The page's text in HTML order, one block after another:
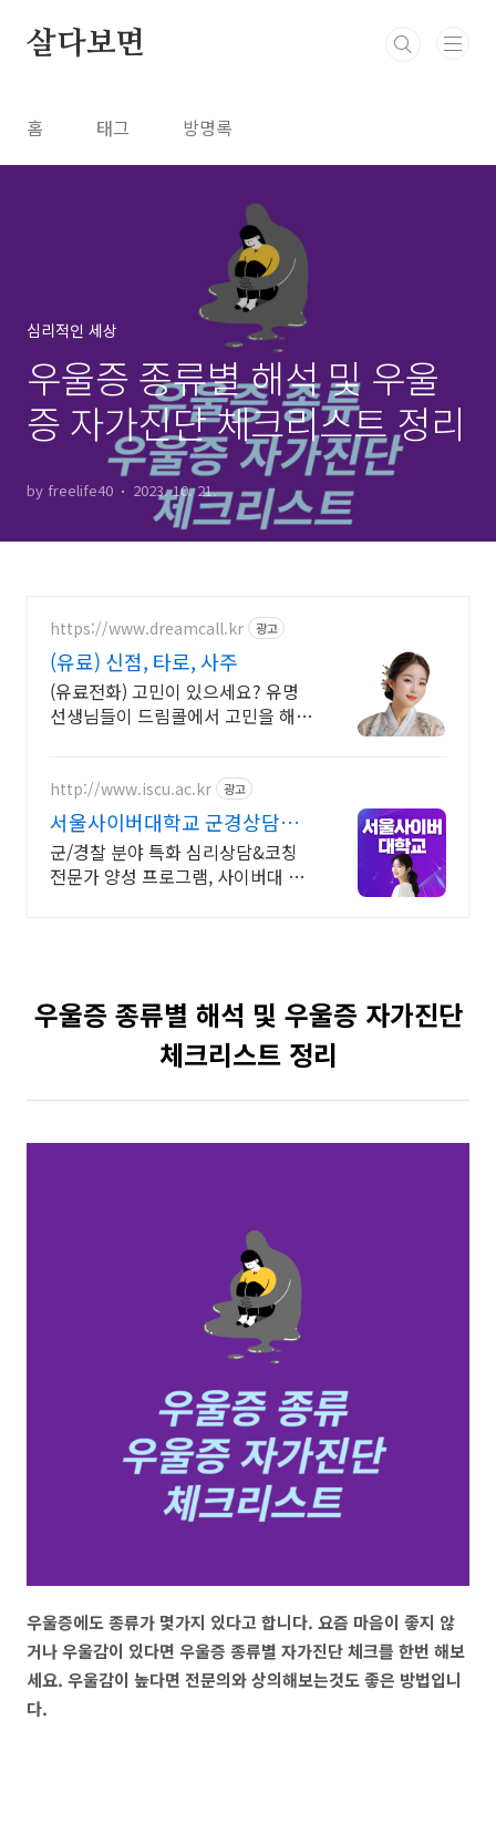
살다보면
홈 태그 방명록
심리적인 세상
우울증 종류별 해석 및 우울
증 자가진단 체크리스트 정리
by freelife40 2023. 10. 21.
https://www.dreamcall.kr 광고
(유료) 신점, 타로, 사주
(유료전화) 고민이 있으세요? 유명
선생님들이 드림콜에서 고민을 해결
http://www.iscu.ac.kr 광고
서울사이버대학교 군경상담학
과 2026 가을학기 신편입생
군/경찰 분야 특화 심리상담&코칭
전문가 양성 프로그램, 사이버대 신
우울증 종류별 해석 및 우울증 자가진단
체크리스트 정리
우울증에도 종류가 몇가지 있다고 합니다. 요즘 마음이 좋지 않
거나 우울감이 있다면 우울증 종류별 자가진단 체크를 한번 해보
세요. 우울감이 높다면 전문의와 상의해보는것도 좋은 방법입니
다.